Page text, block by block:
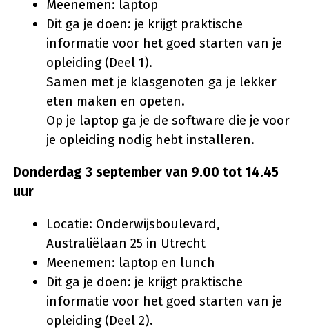
Meenemen: laptop
Dit ga je doen: je krijgt praktische
informatie voor het goed starten van je
opleiding (Deel 1).
Samen met je klasgenoten ga je lekker
eten maken en opeten.
Op je laptop ga je de software die je voor
je opleiding nodig hebt installeren.
Donderdag 3 september van 9.00 tot 14.45
uur
Locatie: Onderwijsboulevard,
Australiëlaan 25 in Utrecht
Meenemen: laptop en lunch
Dit ga je doen: je krijgt praktische
informatie voor het goed starten van je
opleiding (Deel 2).